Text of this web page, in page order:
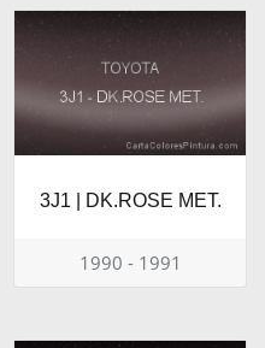
3J1 | DK.ROSE MET.
1990 - 1991